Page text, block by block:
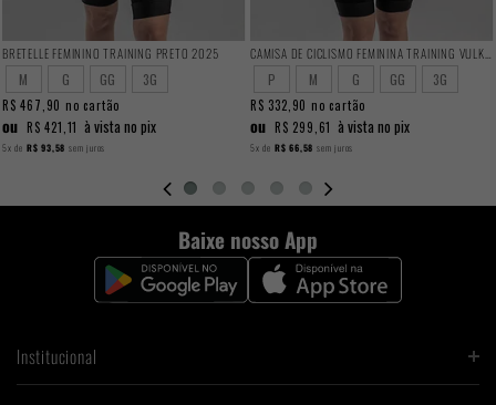
BRETELLE FEMININO TRAINING PRETO 2025
M G GG 3G
R$ 467,90 no cartão
ou R$ 421,11 à vista no pix
5x de R$ 93,58 sem juros
P M G GG 3G
R$ 332,90 no cartão
ou R$ 299,61 à vista no pix
5x de R$ 66,58 sem juros
Baixe nosso App
Institucional